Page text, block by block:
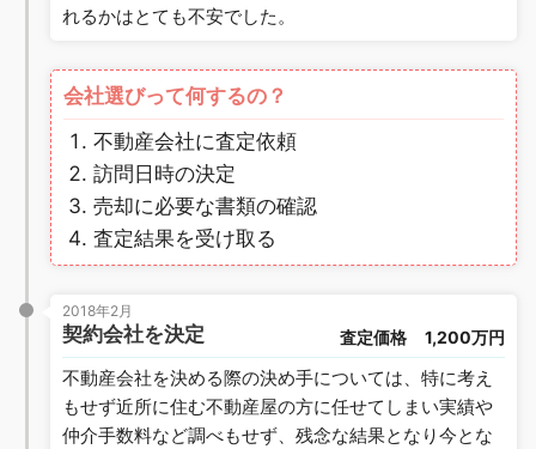
れるかはとても不安でした。
会社選びって何するの？
不動産会社に査定依頼
訪問日時の決定
売却に必要な書類の確認
査定結果を受け取る
2018年2月
契約会社を決定 査定価格 1,200万円
不動産会社を決める際の決め手については、特に考え
もせず近所に住む不動産屋の方に任せてしまい実績や
仲介手数料など調べもせず、残念な結果となり今とな